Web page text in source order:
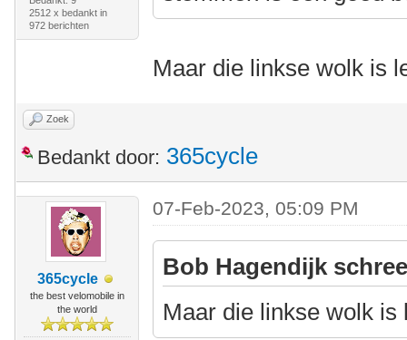
2512 x bedankt in
972 berichten
Maar die linkse wolk is
Zoek
Bedankt door: 365cycle
365cycle
the best velomobile in
the world
07-Feb-2023, 05:09 PM
Bob Hagendijk
Maar die linkse wolk